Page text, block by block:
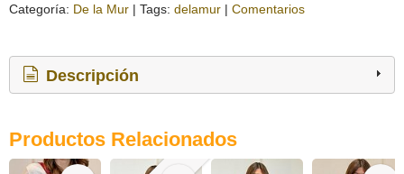
Categoría: De la Mur | Tags: delamur | Comentarios
Descripción
Productos Relacionados